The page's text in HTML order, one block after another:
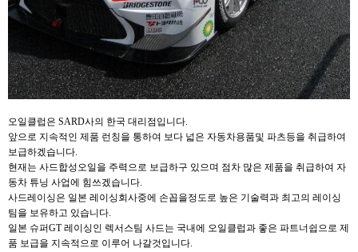
오일클럽은 SARD사의 한국 대리점입니다.
앞으로 지속적인 제품 런칭을 통하여 보다 넓은 자동차용품및 파츠등을 취급하여
보급하겠습니다.
현재는 사드합성오일을 주력으로 보급하구 있으며 점차 많은 제품을 취급하여 자
동차 튜닝 사업에 힘쓰겠습니다.
사드레이싱은 일본 레이싱회사중에 손꼽을정도로 높은 기술력과 최고의 레이싱
팀을 보유하고 있습니다.
일본 슈퍼GT 레이싱인 렉서스팀 사드는 국내에 오일클럽과 좋은 파트너쉽으로 제
품 보급을 지속적으로 이루어 나갈것입니다.